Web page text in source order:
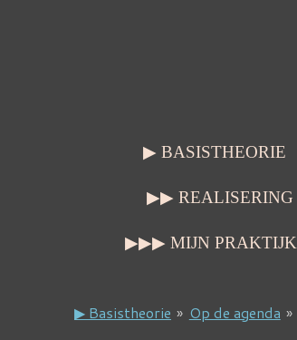
▶ BASISTHEORIE
▶▶ REALISERING
▶▶▶ MIJN PRAKTIJK
▶ Basistheorie » Op de agenda »